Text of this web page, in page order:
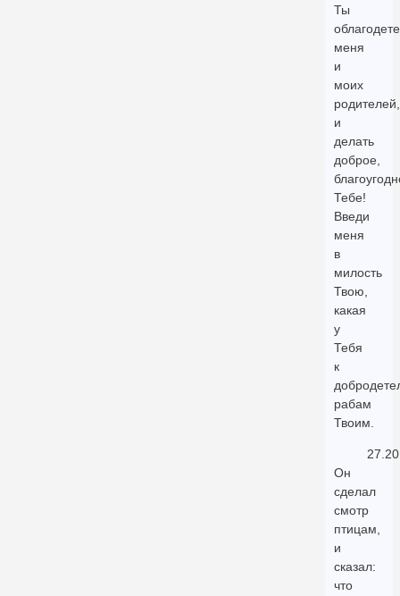
Ты
меня
и
моих
родителей,
и
делать
доброе,
Тебе!
Введи
меня
в
милость
Твою,
какая
у
Тебя
к
рабам
Твоим.
27.20
Он
сделал
смотр
птицам,
и
сказал:
что